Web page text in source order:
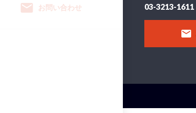
email お問い合わせ 03-3213-1611
email